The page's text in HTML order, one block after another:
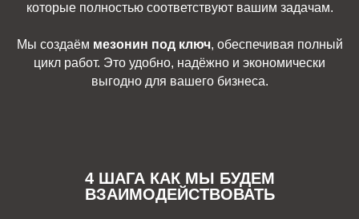
которые полностью соответствуют вашим задачам.
Мы создаём мезонин под ключ, обеспечивая полный
цикл работ. Это удобно, надёжно и экономически
выгодно для вашего бизнеса.
4 ШАГА КАК МЫ БУДЕМ
ВЗАИМОДЕЙСТВОВАТЬ